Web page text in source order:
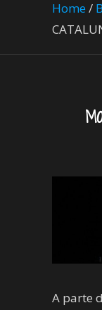
Home/
A parte